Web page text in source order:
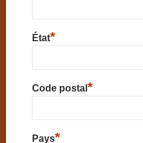
État*
Code postal *
Pays*